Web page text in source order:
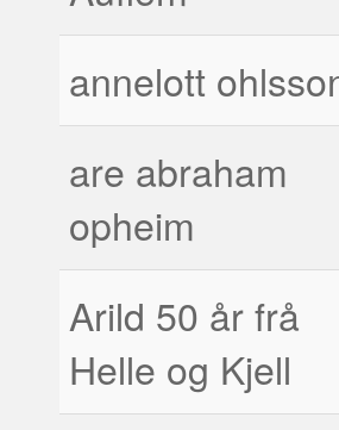
annelott
are abraham
opheim
Arild 50 år frå
Helle og Kjell